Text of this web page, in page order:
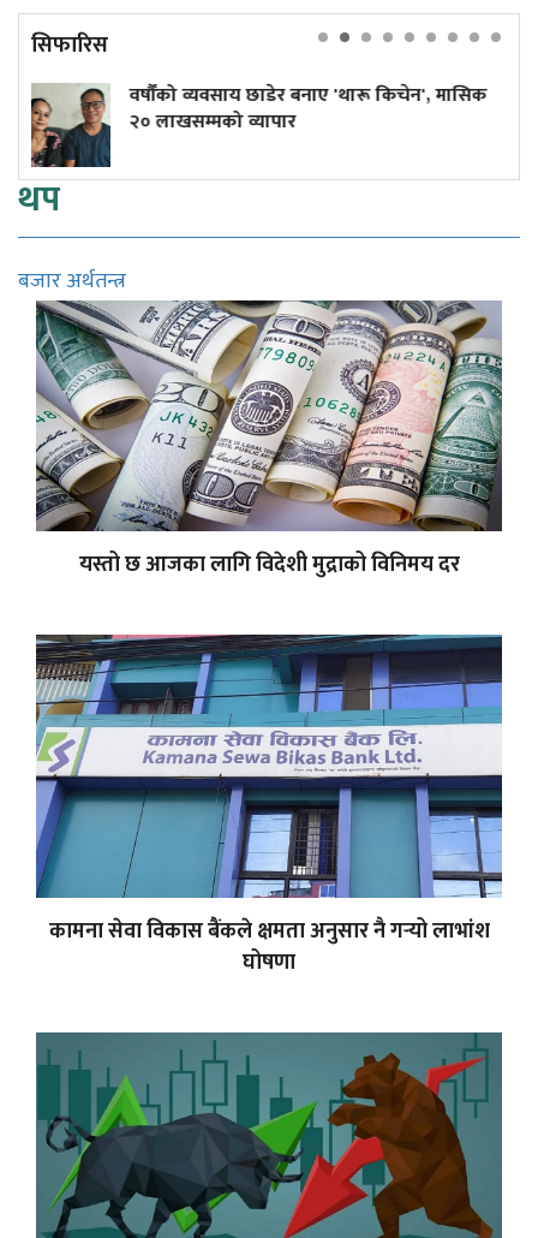
सिफारिस
व्यवसाय छाडेर बनाए 'थारू किचेन', मासिक
व्यापार
कांग्रेस
थप
बजार अर्थतन्त्र
यस्तो छ आजका लागि विदेशी मुद्राको विनिमय दर
कामना सेवा विकास बैंकले क्षमता अनुसार नै गर्‍यो लाभांश
घोषणा